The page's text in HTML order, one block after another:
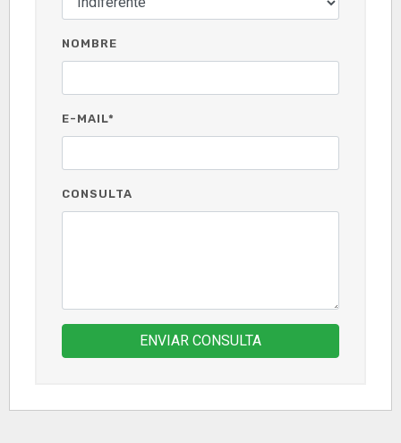
NOMBRE
E-MAIL*
CONSULTA
ENVIAR CONSULTA